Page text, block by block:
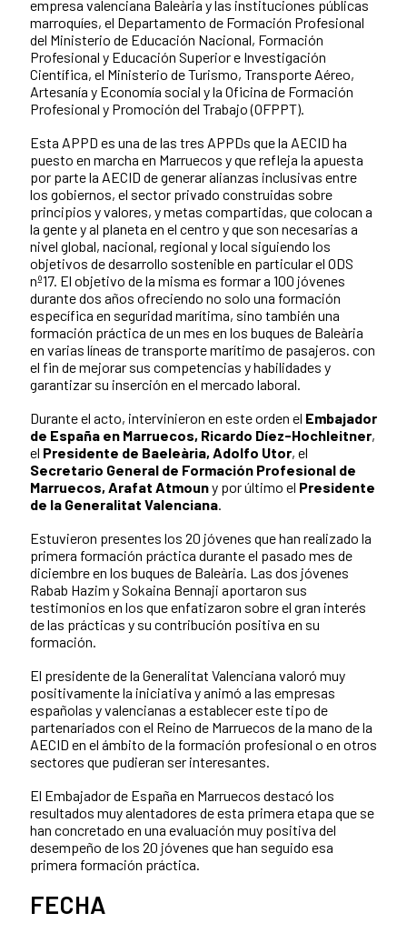
empresa valenciana Baleària y las instituciones públicas
marroquíes, el Departamento de Formación Profesional
del Ministerio de Educación Nacional, Formación
Profesional y Educación Superior e Investigación
Científica, el Ministerio de Turismo, Transporte Aéreo,
Artesanía y Economía social y la Oficina de Formación
Profesional y Promoción del Trabajo (OFPPT).
Esta APPD es una de las tres APPDs que la AECID ha
puesto en marcha en Marruecos y que refleja la apuesta
por parte la AECID de generar alianzas inclusivas entre
los gobiernos, el sector privado construidas sobre
principios y valores, y metas compartidas, que colocan a
la gente y al planeta en el centro y que son necesarias a
nivel global, nacional, regional y local siguiendo los
objetivos de desarrollo sostenible en particular el ODS
nº17. El objetivo de la misma es formar a 100 jóvenes
durante dos años ofreciendo no solo una formación
específica en seguridad marítima, sino también una
formación práctica de un mes en los buques de Baleària
en varias líneas de transporte marítimo de pasajeros. con
el fin de mejorar sus competencias y habilidades y
garantizar su inserción en el mercado laboral.
Durante el acto, intervinieron en este orden el Embajador
de España en Marruecos, Ricardo Díez-Hochleitner,
el Presidente de Baeleària, Adolfo Utor, el
Secretario General de Formación Profesional de
Marruecos, Arafat Atmouny por último el Presidente
de la Generalitat Valenciana.
Estuvieron presentes los 20 jóvenes que han realizado la
primera formación práctica durante el pasado mes de
diciembre en los buques de Baleària. Las dos jóvenes
Rabab Hazim y Sokaina Bennaji aportaron sus
testimonios en los que enfatizaron sobre el gran interés
de las prácticas y su contribución positiva en su
formación.
El presidente de la Generalitat Valenciana valoró muy
positivamente la iniciativa y animó a las empresas
españolas y valencianas a establecer este tipo de
partenariados con el Reino de Marruecos de la mano de la
AECID en el ámbito de la formación profesional o en otros
sectores que pudieran ser interesantes.
El Embajador de España en Marruecos destacó los
resultados muy alentadores de esta primera etapa que se
han concretado en una evaluación muy positiva del
desempeño de los 20 jóvenes que han seguido esa
primera formación práctica.
FECHA